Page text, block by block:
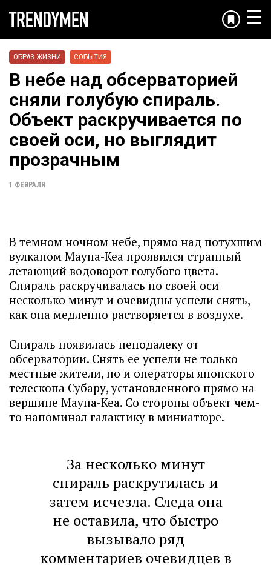
☰
ОБРАЗ ЖИЗНИ СОБЫТИЯ
В небе над обсерваторией
сняли голубую спираль.
Объект раскручивается по
своей оси, но выглядит
прозрачным
1 ФЕВРАЛЯ
В темном ночном небе, прямо над потухшим
вулканом Мауна-Кеа проявился странный
летающий водоворот голубого цвета.
Спираль раскручивалась по своей оси
несколько минут и очевидцы успели снять,
как она медленно растворяется в воздухе.
Спираль появилась неподалеку от
обсерватории. Снять ее успели не только
местные жители, но и операторы японского
телескопа Субару, установленного прямо на
вершине Мауна-Кеа. Со стороны объект чем-
то напоминал галактику в миниатюре.
За несколько минут
спираль раскрутилась и
затем исчезла. Следа она
не оставила, что быстро
вызывало ряд
комментариев очевидцев в